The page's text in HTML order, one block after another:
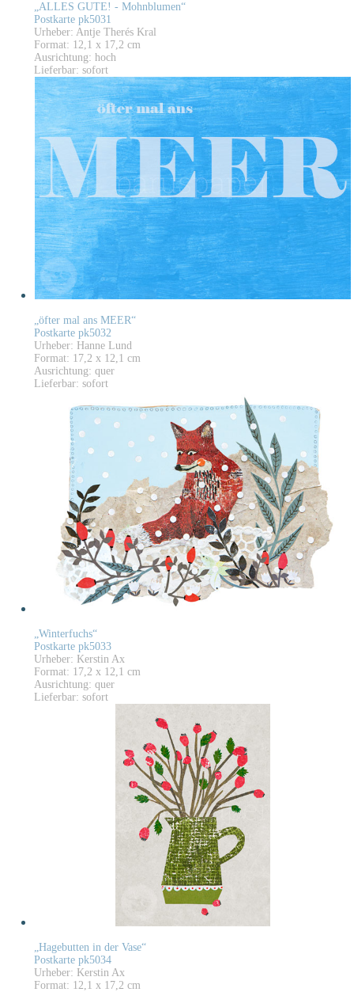
„ALLES GUTE! - Mohnblumen“
Postkarte pk5031
Urheber: Antje Therés Kral
Format: 12,1 x 17,2 cm
Ausrichtung: hoch
Lieferbar: sofort
„öfter mal ans MEER“
Postkarte pk5032
Urheber: Hanne Lund
Format: 17,2 x 12,1 cm
Ausrichtung: quer
Lieferbar: sofort
„Winterfuchs“
Postkarte pk5033
Urheber: Kerstin Ax
Format: 17,2 x 12,1 cm
Ausrichtung: quer
Lieferbar: sofort
„Hagebutten in der Vase“
Postkarte pk5034
Urheber: Kerstin Ax
Format: 12,1 x 17,2 cm